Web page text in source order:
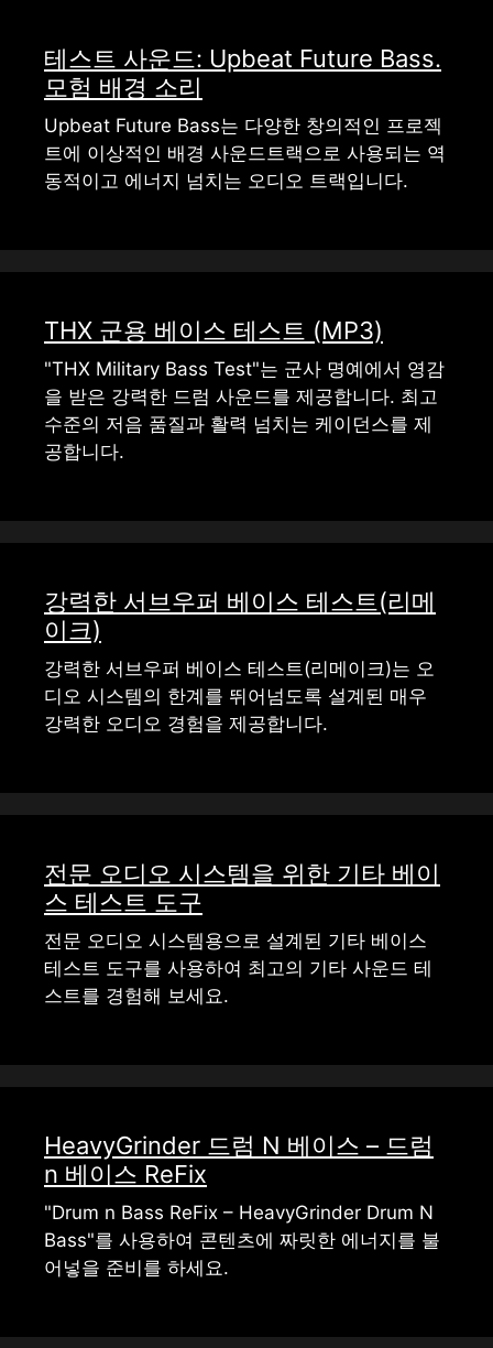
테스트 사운드: Upbeat Future Bass.
모험 배경 소리
Upbeat Future Bass는 다양한 창의적인 프로젝
트에 이상적인 배경 사운드트랙으로 사용되는 역
동적이고 에너지 넘치는 오디오 트랙입니다.
THX 군용 베이스 테스트 (MP3)
"THX Military Bass Test"는 군사 명예에서 영감
을 받은 강력한 드럼 사운드를 제공합니다. 최고
수준의 저음 품질과 활력 넘치는 케이던스를 제
공합니다.
강력한 서브우퍼 베이스 테스트(리메
이크)
강력한 서브우퍼 베이스 테스트(리메이크)는 오
디오 시스템의 한계를 뛰어넘도록 설계된 매우
강력한 오디오 경험을 제공합니다.
전문 오디오 시스템을 위한 기타 베이
스 테스트 도구
전문 오디오 시스템용으로 설계된 기타 베이스
테스트 도구를 사용하여 최고의 기타 사운드 테
스트를 경험해 보세요.
HeavyGrinder 드럼 N 베이스 – 드럼
n 베이스 ReFix
"Drum n Bass ReFix – HeavyGrinder Drum N
Bass"를 사용하여 콘텐츠에 짜릿한 에너지를 불
어넣을 준비를 하세요.